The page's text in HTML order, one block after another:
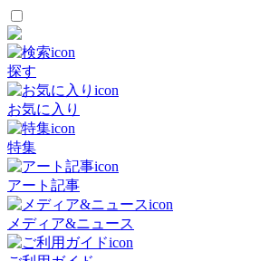
探す
お気に入り
特集
アート記事
メディア&ニュース